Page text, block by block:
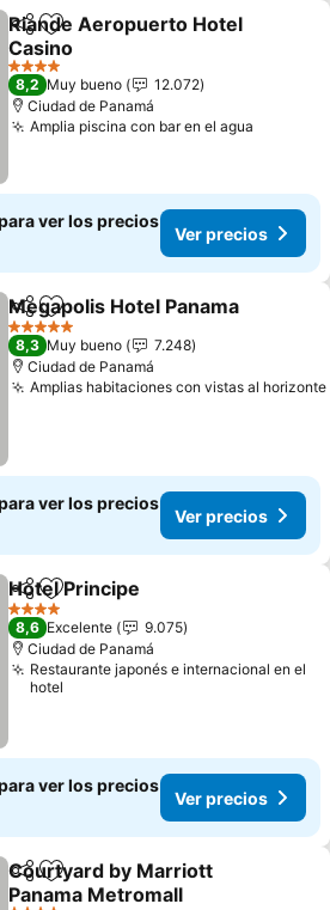
CompartirAñadir a favoritos
Riande Aeropuerto Hotel
Casino
4 Estrellas
8,2 Muy bueno
12.072
Ciudad de Panamá
Amplia piscina con bar en el agua
ver los precios
Ver precios
CompartirAñadir a favoritos
Megapolis Hotel Panama
5 Estrellas
8,3 Muy bueno
7.248
Ciudad de Panamá
Amplias habitaciones con vistas al horizonte
ver los precios
Ver precios
CompartirAñadir a favoritos
Hotel Principe
4 Estrellas
8,6 Excelente
9.075
Ciudad de Panamá
Restaurante japonés e internacional en el
hotel
ver los precios
Ver precios
CompartirAñadir a favoritos
Courtyard by Marriott
Panama Metromall